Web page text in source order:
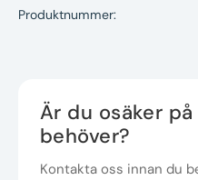
Produktnummer:
Är du osäker
behöver?
Kontakta oss innan du